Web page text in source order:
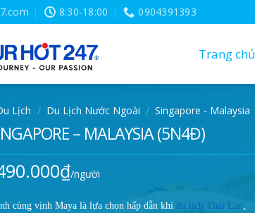
8:30-18:00 0904391393
Trang chủ
Lịch / Du Lịch Nước Ngoài / Singapore - Malaysia
– MALAYSIA (5N4Đ)
₫Giá
hiện
10.490.000₫.
/người
cùng vịnh Maya là lựa chọn hấp dẫn khi du lịch Thái Lan,